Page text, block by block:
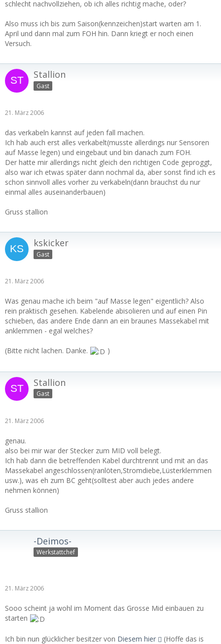
schlecht nachvollziehen, ob ich alles richtig mache, oder?
Also muss ich bis zum Saison(kennzeichen)start warten am 1.
April und dann mal zum FOH hin. Dann kriegt er noch einen
Versuch.
Stallion
Gast
21. März 2006
das verkabeln kannst auf jeden fall machen.
Ich hab auch erst alles verkabelt(musste allerdings nur Sensoren
auf Masse legen) und eingebaut und bin danach zum FOH.
Der hatte mir allerdings nicht gleich den richtigen Code geproggt,
also war ich etwas später dann nochmal da, aber sonst find ich es
schon sinnvoll alles vorher zu verkabeln(dann brauchst du nur
einmal alles auseinanderbauen)
Gruss stallion
kskicker
Gast
21. März 2006
Was genau mache ich beim "auf Masse legen" eigentlich? Also
rein praktisch gesehen. Kabelende abisolieren und auf einen Pin
schieben, das andere Ende dann an ein braunes Massekabel mit
anklemmen - egal welches?
(Bitte nicht lachen. Danke. )
Stallion
Gast
21. März 2006
genau.
also bei mir war der Stecker zum MID voll belegt.
Ich hab dann die betreffenden Kabel durchtrennt und mit an das
Massekabel angeschlossen(ranlöten,Stromdiebe,Lüsterklemmen
usw.), was eh zum BC geht(solltest aber auch jedes andere
nehmen können)
Gruss stallion
-Deimos-
Werkstattchef
21. März 2006
Sooo scheint ja wohl im Moment das Grosse Mid einbauen zu
starten
Ich bin nun glücklicher besitzer von Diesem hier
(Hoffe das is